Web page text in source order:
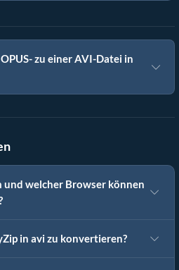
zu einer AVI-Datei in
welcher Browser können
in avi zu konvertieren?